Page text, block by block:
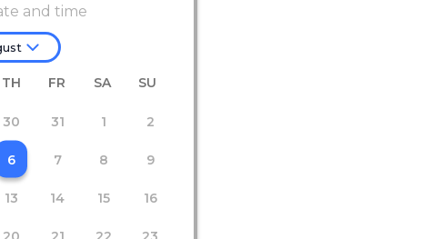
and time
TH FR SA SU
30 31 1 2
6 7 8 9
13 14 15 16
20 21 22 23